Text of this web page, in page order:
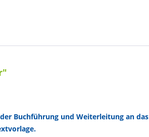
Buchführung und Weiterleitung an das